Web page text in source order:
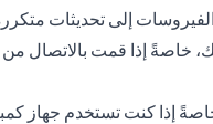
إلى تحديثات
إذا قمت بالاتصال من
إذا كنت تستخدم جهاز